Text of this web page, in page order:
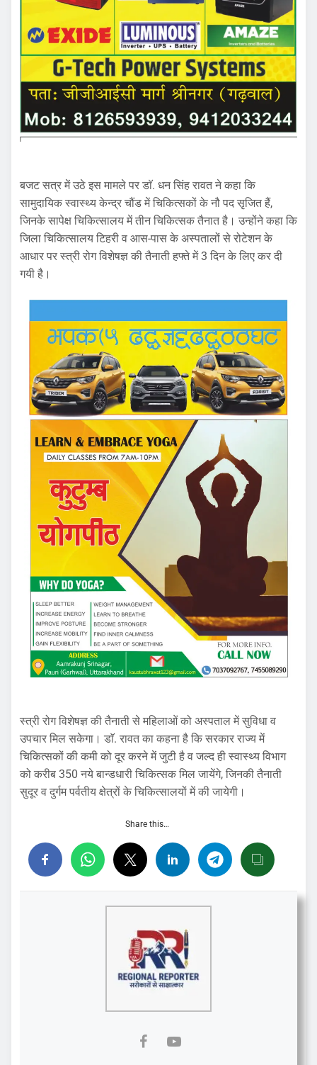
बजट सत्र में उठे इस मामले पर डाॅ. धन सिंह रावत ने कहा कि
सामुदायिक स्वास्थ्य केन्द्र चौंड में चिकित्सकों के नौ पद सृजित हैं,
जिनके सापेक्ष चिकित्सालय में तीन चिकित्सक तैनात है। उन्होंने कहा कि
जिला चिकित्सालय टिहरी व आस-पास के अस्पतालों से रोटेशन के
आधार पर स्त्री रोग विशेषज्ञ की तैनाती हफ्ते में 3 दिन के लिए कर दी
गयी है।
स्त्री रोग विशेषज्ञ की तैनाती से महिलाओं को अस्पताल में सुविधा व
उपचार मिल सकेगा। डाॅ. रावत का कहना है कि सरकार राज्य में
चिकित्सकों की कमी को दूर करने में जुटी है व जल्द ही स्वास्थ्य विभाग
को करीब 350 नये बान्डधारी चिकित्सक मिल जायेंगे, जिनकी तैनाती
सुदूर व दुर्गम पर्वतीय क्षेत्रों के चिकित्सालयों में की जायेगी।
Share this…